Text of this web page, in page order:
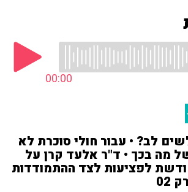
00:00
לב? • עבור חולי סוכרת לא
מה בכך • ד"ר אלעד קרן על
לפציעות לצד ההתמודדות